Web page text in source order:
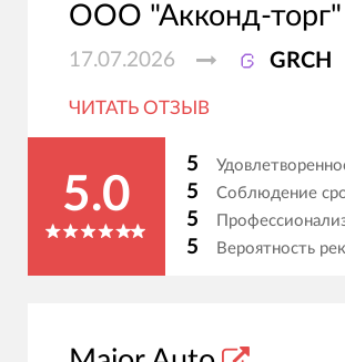
ООО "Акконд-торг"
17.07.2026 GRCH
ЧИТАТЬ ОТЗЫВ
5.0
5
5 Соблюдение
5
5 Вероятность